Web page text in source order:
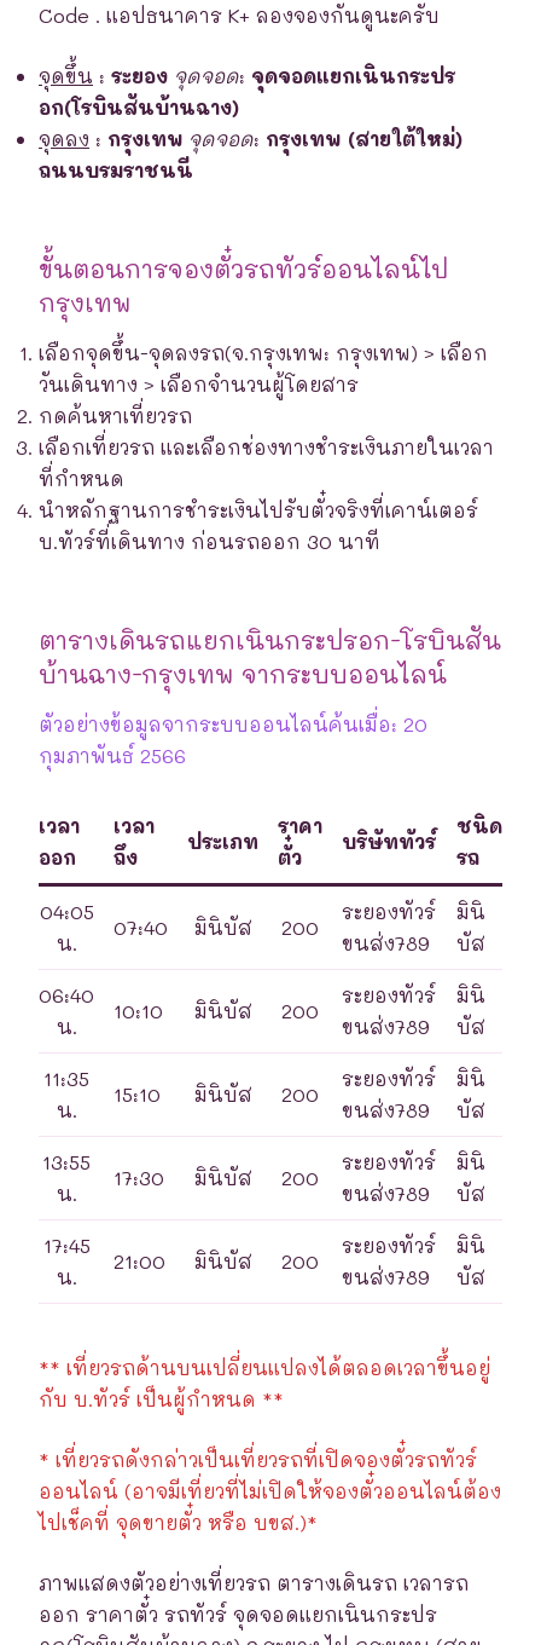
Code . แอปธนาคาร K+ ลองจองกันดูนะครับ
จุดขึ้น : ระยอง จุดจอด: จุดจอดแยกเนินกระปร
อก(โรบินสันบ้านฉาง)
จุดลง : กรุงเทพ จุดจอด: กรุงเทพ (สายใต้ใหม่)
ถนนบรมราชนนี
ขั้นตอนการจองตั๋วรถทัวร์ออนไลน์ไป
กรุงเทพ
เลือกจุดขึ้น-จุดลงรถ(จ.กรุงเทพ: กรุงเทพ) > เลือก
วันเดินทาง > เลือกจำนวนผู้โดยสาร
กดค้นหาเที่ยวรถ
เลือกเที่ยวรถ และเลือกช่องทางชำระเงินภายในเวลา
ที่กำหนด
นำหลักฐานการชำระเงินไปรับตั๋วจริงที่เคาน์เตอร์
บ.ทัวร์ที่เดินทาง ก่อนรถออก 30 นาที
ตารางเดินรถแยกเนินกระปรอก-โรบินสัน
บ้านฉาง-กรุงเทพ จากระบบออนไลน์
ตัวอย่างข้อมูลจากระบบออนไลน์ค้นเมื่อ: 20
กุมภาพันธ์ 2566
เวลา
ออก
เวลา
ถึง
ประเภท
ราคา
ตั๋ว
บริษัททัวร์
ชนิด
รถ
04:05
น.
07:40 มินิบัส 200
ระยองทัวร์
ขนส่ง789
มินิ
บัส
06:40
น.
10:10 มินิบัส 200
ระยองทัวร์
ขนส่ง789
มินิ
บัส
11:35
น.
15:10 มินิบัส 200
ระยองทัวร์
ขนส่ง789
มินิ
บัส
13:55
น.
17:30 มินิบัส 200
ระยองทัวร์
ขนส่ง789
มินิ
บัส
17:45
น.
21:00 มินิบัส 200
ระยองทัวร์
ขนส่ง789
มินิ
บัส
** เที่ยวรถด้านบนเปลี่ยนแปลงได้ตลอดเวลาขึ้นอยู่
กับ บ.ทัวร์ เป็นผู้กำหนด **
* เที่ยวรถดังกล่าวเป็นเที่ยวรถที่เปิดจองตั๋วรถทัวร์
ออนไลน์ (อาจมีเที่ยวที่ไม่เปิดให้จองตั๋วออนไลน์ต้อง
ไปเช็คที่ จุดขายตั๋ว หรือ บขส.)*
ภาพแสดงตัวอย่างเที่ยวรถ ตารางเดินรถ เวลารถ
ออก ราคาตั๋ว รถทัวร์ จุดจอดแยกเนินกระปร